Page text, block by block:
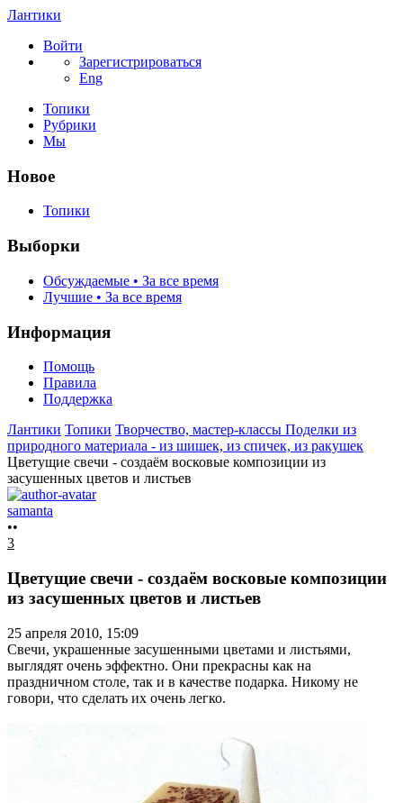
Лантики
Войти
Зарегистрироваться
Eng
Топики
Рубрики
Мы
Новое
Топики
Выборки
Обсуждаемые • За все время
Лучшие • За все время
Информация
Помощь
Правила
Поддержка
Лантики Топики Творчество, мастер-классы Поделки из
природного материала - из шишек, из спичек, из ракушек
Цветущие свечи - создаём восковые композиции из
засушенных цветов и листьев
samanta
••
3
Цветущие свечи - создаём восковые композиции
из засушенных цветов и листьев
25 апреля 2010, 15:09
Свечи, украшенные засушенными цветами и листьями,
выглядят очень эффектно. Они прекрасны как на
праздничном столе, так и в качестве подарка. Никому не
говори, что сделать их очень легко.